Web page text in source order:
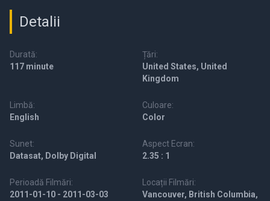
Detalii
Durată:
117 minute
Țări:
United States, United
Kingdom
Limbă:
English
Culoare:
Color
Sunet:
Datasat, Dolby Digital
Aspect Ecran:
2.35 : 1
Perioadă Filmări:
2011-01-10 - 2011-03-03
Locații Filmări:
Vancouver, British Columbia,